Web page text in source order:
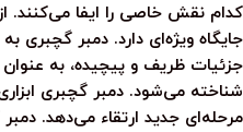
کدام نقش خاصی را ایفا می‌کنند. از
جایگاه ویژه‌ای دارد. دمبر گچبری
جزئیات ظریف و پیچیده، به
شناخته می‌شود. دمبر گچبری
مرحله‌ای جدید ارتقاء می‌دهد.